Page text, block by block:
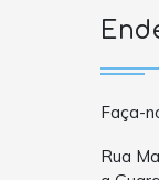
Faça-
Rua